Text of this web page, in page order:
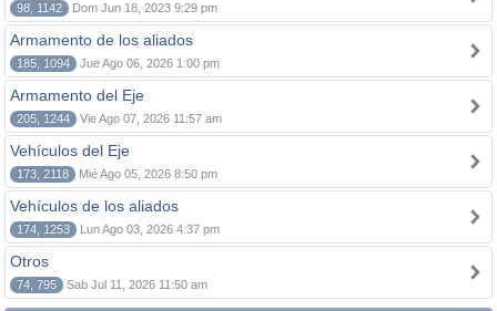
98, 1142 Dom Jun 18, 2023 9:29 pm
Armamento de los aliados
185, 1094 Jue Ago 06, 2026 1:00 pm
Armamento del Eje
205, 1244 Vie Ago 07, 2026 11:57 am
Vehículos del Eje
173, 2118 Mié Ago 05, 2026 8:50 pm
Vehículos de los aliados
174, 1253 Lun Ago 03, 2026 4:37 pm
Otros
74, 795 Sab Jul 11, 2026 11:50 am